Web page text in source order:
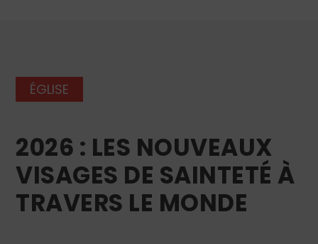
ÉGLISE
2026 : LES NOUVEAUX
VISAGES DE SAINTETÉ À
TRAVERS LE MONDE